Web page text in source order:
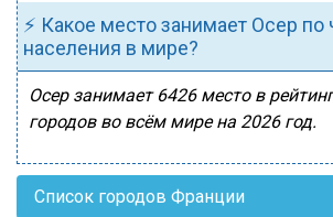
⚡ Какое место занимает Осер по
населения в мире?
Осер занимает 6426 место в
городов во всём мире на 2026 год.
Список городов Франции